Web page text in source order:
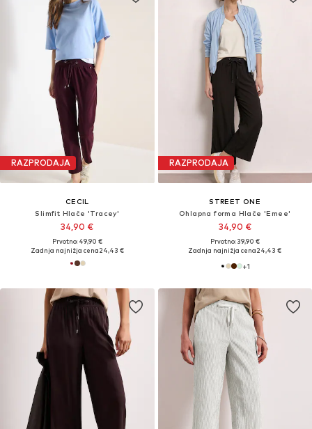
RAZPRODAJA
CECIL
Slimfit Hlače 'Tracey'
34,90 €
Prvotno: 49,90 €
Zadnja najnižja cena24,43 €
RAZPRODAJA
STREET ONE
Ohlapna forma Hlače 'Emee'
34,90 €
Prvotno: 39,90 €
Zadnja najnižja cena24,43 €
+1